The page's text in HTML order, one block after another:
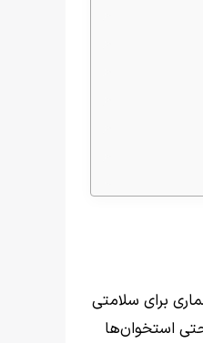
برای سلامتی
استخوان‌ها